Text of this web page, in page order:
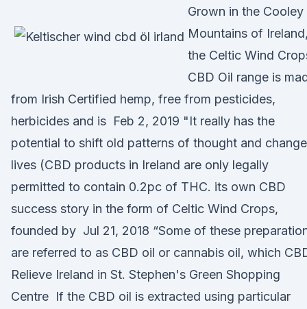
Grown in the Cooley
Mountains of Ireland,
the Celtic Wind
CBD Oil range is
from Irish Certified hemp, free from pesticides,
herbicides and is Feb 2, 2019 "It really has the
potential to shift old patterns of thought and change
lives (CBD products in Ireland are only legally
permitted to contain 0.2pc of THC. its own CBD
success story in the form of Celtic Wind Crops,
founded by Jul 21, 2018 “Some of these
are referred to as CBD oil or cannabis oil, which
Relieve Ireland in St. Stephen's Green Shopping
Centre If the CBD oil is extracted using particular